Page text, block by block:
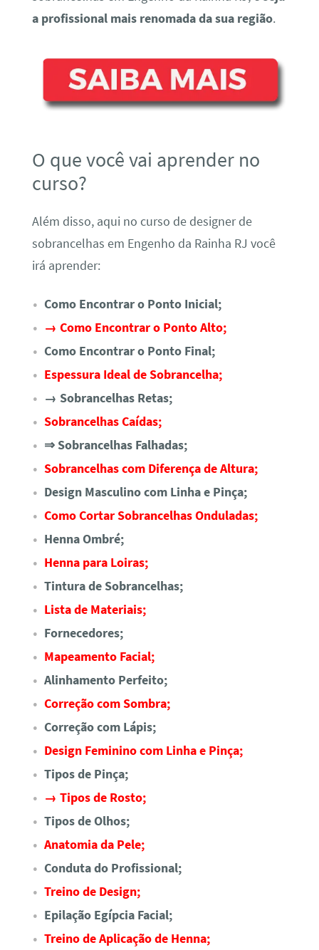
a profissional mais renomada da sua região.
O que você vai aprender no
curso?
Além disso, aqui no curso de designer de
sobrancelhas em Engenho da Rainha RJ você
irá aprender:
Como Encontrar o Ponto Inicial;
→ Como Encontrar o Ponto Alto;
Como Encontrar o Ponto Final;
Espessura Ideal de Sobrancelha;
→ Sobrancelhas Retas;
Sobrancelhas Caídas;
⇒ Sobrancelhas Falhadas;
Sobrancelhas com Diferença de Altura;
Design Masculino com Linha e Pinça;
Como Cortar Sobrancelhas Onduladas;
Henna Ombré;
Henna para Loiras;
Tintura de Sobrancelhas;
Lista de Materiais;
Fornecedores;
Mapeamento Facial;
Alinhamento Perfeito;
Correção com Sombra;
Correção com Lápis;
Design Feminino com Linha e Pinça;
Tipos de Pinça;
→ Tipos de Rosto;
Tipos de Olhos;
Anatomia da Pele;
Conduta do Profissional;
Treino de Design;
Epilação Egípcia Facial;
Treino de Aplicação de Henna;